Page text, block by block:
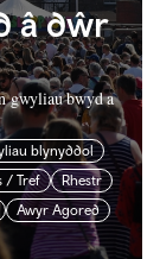
â dŵr
gwyliau bwyd a
blynyddol
/ Tref
Rhestr
Awyr Agored